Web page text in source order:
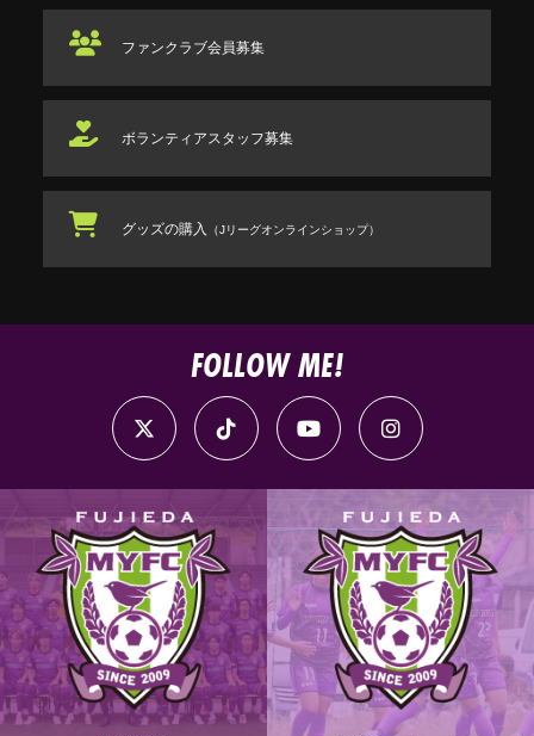
ファンクラブ会員募集
ボランティアスタッフ募集
グッズの購入 （Jリーグオンラインショップ）
FOLLOW ME!